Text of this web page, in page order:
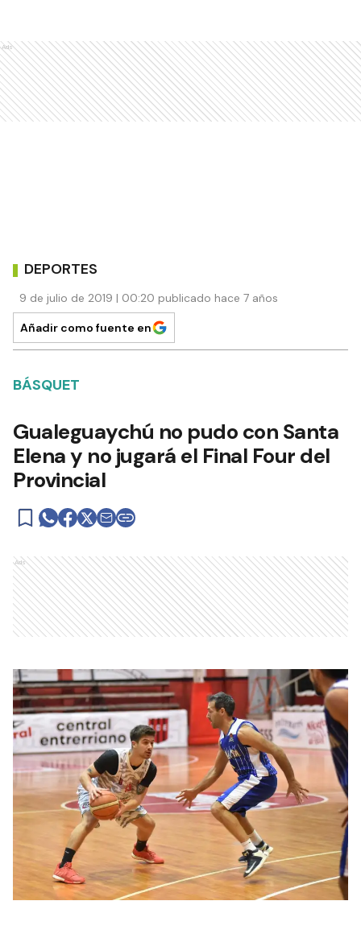
Ads
DEPORTES
9 de julio de 2019 | 00:20 publicado hace 7 años
Añadir como fuente en
BÁSQUET
Gualeguaychú no pudo con Santa
Elena y no jugará el Final Four del
Provincial
Ads